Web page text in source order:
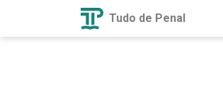
Tudo de Penal